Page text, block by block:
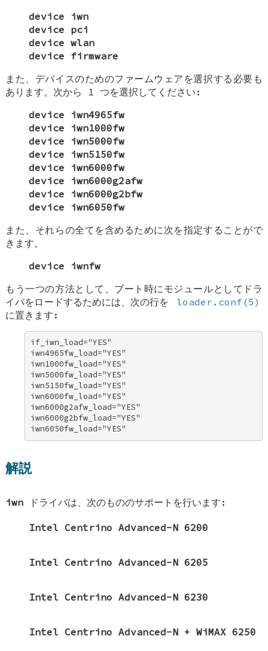
device iwn
device pci
device wlan
device firmware
また、デバイスのためのファームウェアを選択する必要も
あります。次から 1 つを選択してください:
device iwn4965fw
device iwn1000fw
device iwn5000fw
device iwn5150fw
device iwn6000fw
device iwn6000g2afw
device iwn6000g2bfw
device iwn6050fw
また、それらの全てを含めるために次を指定することがで
きます。
device iwnfw
もう一つの方法として、ブート時にモジュールとしてドラ
イバをロードするためには、次の行を
loader.conf(5)
に置きます:
if_iwn_load="YES"
iwn4965fw_load="YES"
iwn1000fw_load="YES"
iwn5000fw_load="YES"
iwn5150fw_load="YES"
iwn6000fw_load="YES"
iwn6000g2afw_load="YES"
iwn6000g2bfw_load="YES"
iwn6050fw_load="YES"
解説
iwn ドライバは、次のもののサポートを行います:
Intel Centrino Advanced-N 6200
Intel Centrino Advanced-N 6205
Intel Centrino Advanced-N 6230
Intel Centrino Advanced-N + WiMAX 6250